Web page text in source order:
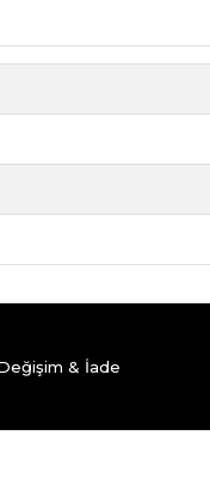
& İade